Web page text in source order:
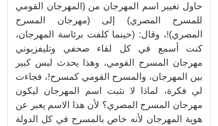
حاول تغيير اسم المهرجان من (المهرجان القومي
للمسرح المصري) إلى (مهرجان المسرح
المصري)!، وقال: (حينما كلفت برئاسة المهرجان،
كنت أسمع في كل لقاء صحفي وتليفزيوني
مهرجان المسرح القومي، وهذا يحدث لبس كبير
بين المهرجان، والمسرح القومي كمسرح!، فجاءت
لي فكرة، لماذا لا نثبت اسم المهرجان ليكون
مهرجان المسرح المصري؟ لأن هذا الاسم يعبر عن
هوية المهرجان لأنه خاص بالمسرح في كل الدولة